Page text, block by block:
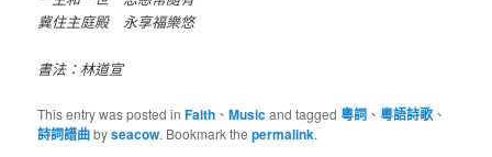
冀住主庭殿 永享福樂悠
書法：林道宣
This entry was posted inFaith 、Musicand tagged粵詞 、粵語詩歌 、
詩詞譜曲byseacow. Bookmark thepermalink.